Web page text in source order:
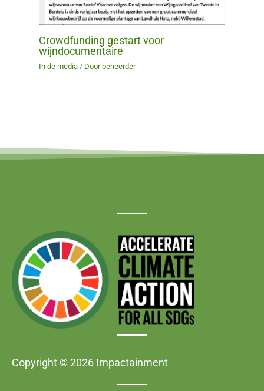
Crowdfunding gestart voor
wijndocumentaire
In de media/ Door beheerder
Copyright © 2026 Impactainment